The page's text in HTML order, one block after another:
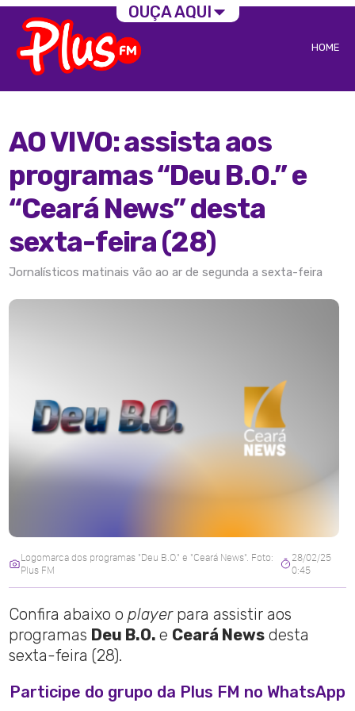
HOME
AO VIVO: assista aos
programas “Deu B.O.” e
“Ceará News” desta
sexta-feira (28)
Jornalísticos matinais vão ao ar de segunda a sexta-feira
Logomarca dos programas "Deu B.O." e "Ceará News". Foto:
Plus FM
28/02/25
0:45
Confira abaixo oplayerpara assistir aos
programas Deu B.O.e Ceará News desta
sexta-feira (28).
Participe do grupo da Plus FM no WhatsApp
OUÇA AQUI